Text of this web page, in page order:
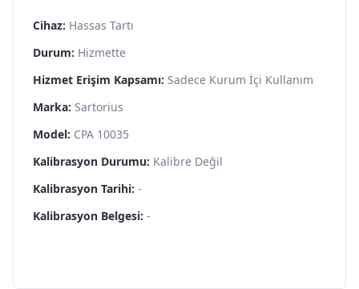
Cihaz: Hassas Tartı
Durum: Hizmette
Hizmet Erişim Kapsamı: Sadece Kurum İçi Kullanım
Marka: Sartorius
Model: CPA 10035
Kalibrasyon Durumu: Kalibre Değil
Kalibrasyon Tarihi: -
Kalibrasyon Belgesi: -